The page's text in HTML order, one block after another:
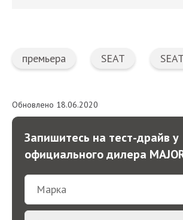
премьера SEAT
Обновлено 18.06.2020
Запишитесь на тест-драйв у
официального дилера